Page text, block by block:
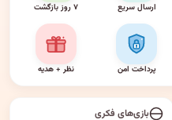
ارسال سریع ۷ روز بازگشت
پرداخت امن نظر + هدیه
بازی‌های فکری